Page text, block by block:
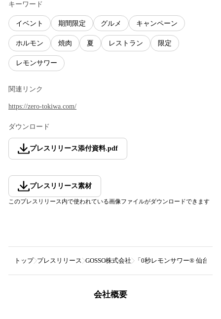
キーワード
イベント 期間限定 グルメ キャンペーン
ホルモン 焼肉 夏 レストラン 限定
レモンサワー
関連リンク
https://zero-tokiwa.com/
ダウンロード
プレスリリース添付資料.pdf
プレスリリース素材
このプレスリリース内で使われている画像ファイルがダウンロードできます
トップ プレスリリース GOSSO株式会社 「0秒レモンサワー® 仙台ホ
会社概要